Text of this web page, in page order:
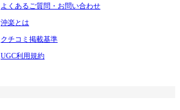
よくあるご質問・お問い合わせ
沖楽とは
クチコミ掲載基準
UGC利用規約